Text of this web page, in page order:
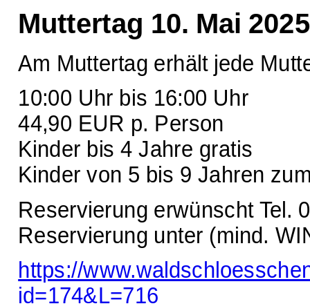
Muttertag 10. Mai 2025
Am Muttertag erhält jede
10:00 Uhr bis 16:00 Uhr
44,90 EUR p. Person
Kinder bis 4 Jahre gratis
Kinder von 5 bis 9 Jahren
Reservierung erwünscht Tel.
Reservierung unter (mind.
https://
id=174&L=716